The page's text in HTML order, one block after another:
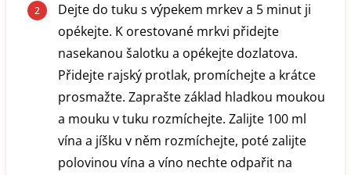
Dejte do tuku s výpekem mrkev a 5 minut ji
opékejte. K orestované mrkvi přidejte
nasekanou šalotku a opékejte dozlatova.
Přidejte rajský protlak, promíchejte a krátce
prosmažte. Zaprašte základ hladkou moukou
a mouku v tuku rozmíchejte. Zalijte 100 ml
vína a jíšku v něm rozmíchejte, poté zalijte
polovinou vína a víno nechte odpařit na